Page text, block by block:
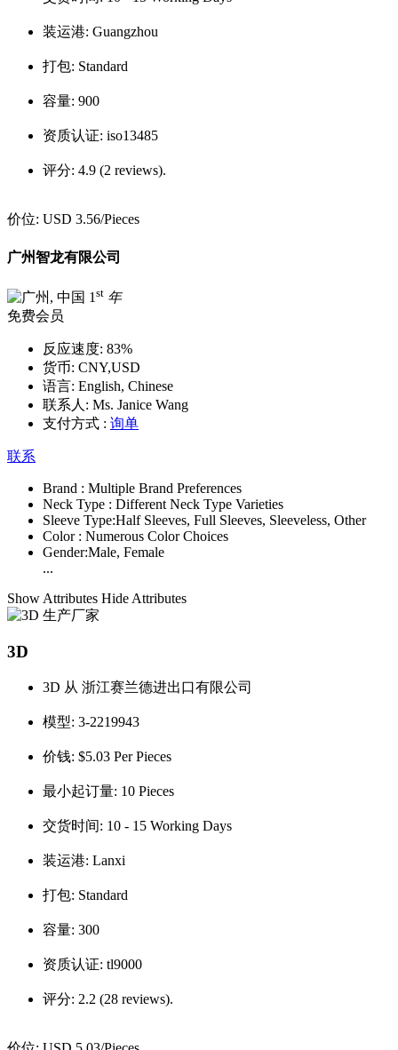
装运港: Guangzhou
打包: Standard
容量: 900
资质认证: iso13485
评分: 4.9 (2 reviews).
价位: USD 3.56/Pieces
广州智龙有限公司
1 st 年
免费会员
反应速度: 83%
货币: CNY,USD
语言: English, Chinese
联系人: Ms. Janice Wang
支付方式 : 询单
联系
Brand : Multiple Brand Preferences
Neck Type : Different Neck Type Varieties
Sleeve Type:Half Sleeves, Full Sleeves, Sleeveless, Other
Color : Numerous Color Choices
Gender:Male, Female
...
Show Attributes Hide Attributes
3D
3D 从 浙江赛兰德进出口有限公司
模型: 3-2219943
价钱: $5.03 Per Pieces
最小起订量: 10 Pieces
交货时间: 10 - 15 Working Days
装运港: Lanxi
打包: Standard
容量: 300
资质认证: tl9000
评分: 2.2 (28 reviews).